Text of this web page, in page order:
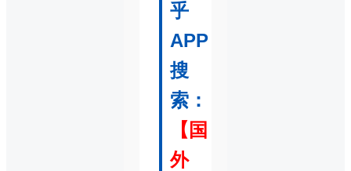
乎
APP
搜
索：
【国
外